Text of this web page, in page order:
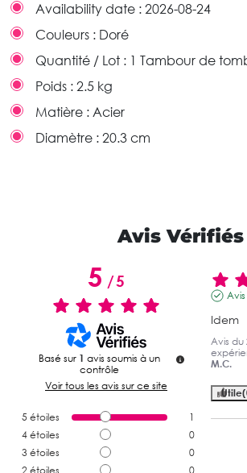
Availability date : 2026-08-24
Couleurs : Doré
Quantité / Lot : 1 Tambour de
Poids : 2.5 kg
Matière : Acier
Diamètre : 20.3 cm
Avis Vérifiés
5/5
Basé sur 1 avis soumis à un
contrôle
Voir tous les avis sur ce site
5 étoiles
1
4 étoiles
0
3 étoiles
0
2 étoiles 0
Idem
Avis du
M.C.
Utile